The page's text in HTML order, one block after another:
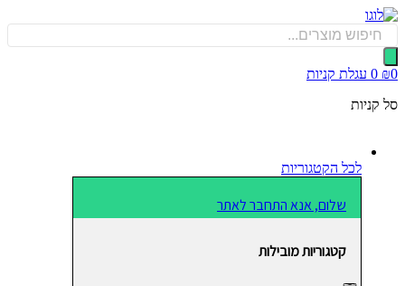
0 עגלת קניות
לכל הקטגוריות
שלום, אנא התחבר לאתר
קטגוריות מובילות